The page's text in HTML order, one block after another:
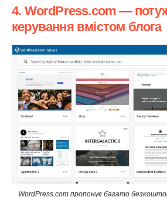
4. WordPress.com —
керування вмістом блога
WordPress.com пропонує багато